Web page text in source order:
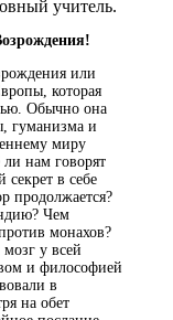
или
которая
Обычно она
гуманизма и
миру
ли нам говорят
секрет в себе
продолжается?
Чем
монахов?
у всей
и философией
в
на обет